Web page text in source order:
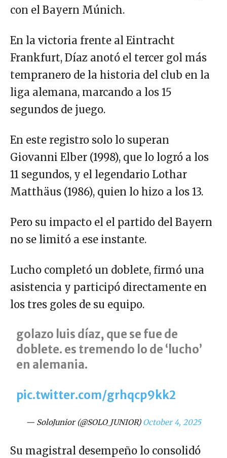
con el Bayern Múnich.
En la victoria frente al Eintracht
Frankfurt, Díaz anotó el tercer gol más
tempranero de la historia del club en la
liga alemana, marcando a los 15
segundos de juego.
En este registro solo lo superan
Giovanni Elber (1998), que lo logró a los
11 segundos, y el legendario Lothar
Matthäus (1986), quien lo hizo a los 13.
Pero su impacto el el partido del Bayern
no se limitó a ese instante.
Lucho completó un doblete, firmó una
asistencia y participó directamente en
los tres goles de su equipo.
golazo luis díaz, que se fue de
doblete. es tremendo lo de ‘lucho’
en alemania.
pic.twitter.com/grhqcp9kk2
— SoloJunior (@SOLO_JUNIOR) October 4, 2025
Su magistral desempeño lo consolidó